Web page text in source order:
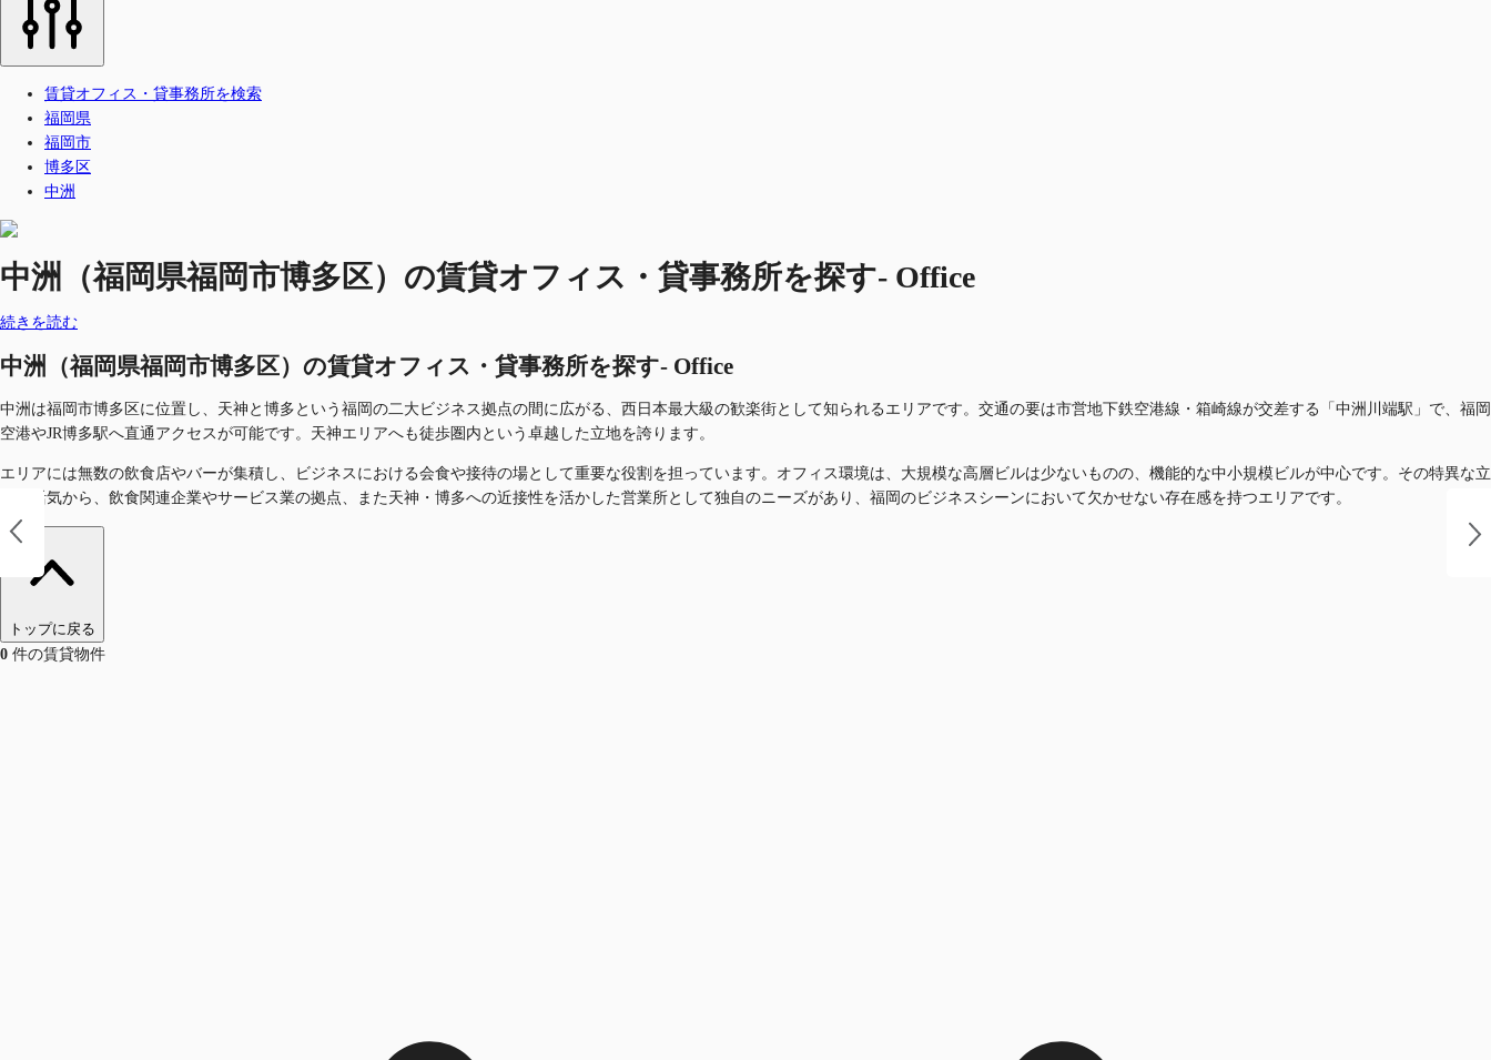
賃貸オフィス・貸事務所を検索
福岡県
福岡市
博多区
中洲
中洲（福岡県福岡市博多区）の賃貸オフィス・貸事務所を探す- Office
続きを読む
中洲（福岡県福岡市博多区）の賃貸オフィス・貸事務所を探す- Office
中洲は福岡市博多区に位置し、天神と博多という福岡の二大ビジネス拠点の間に広がる、西日本最大級の歓楽街として知られるエリアです。交通の要は市営地下鉄空港線・箱崎線が交差する「中洲川端駅」で、福岡
空港やJR博多駅へ直通アクセスが可能です。天神エリアへも徒歩圏内という卓越した立地を誇ります。
エリアには無数の飲食店やバーが集積し、ビジネスにおける会食や接待の場として重要な役割を担っています。オフィス環境は、大規模な高層ビルは少ないものの、機能的な中小規模ビルが中心です。その特異な立
地と活気から、飲食関連企業やサービス業の拠点、また天神・博多への近接性を活かした営業所として独自のニーズがあり、福岡のビジネスシーンにおいて欠かせない存在感を持つエリアです。
トップに戻る
0 件の賃貸物件